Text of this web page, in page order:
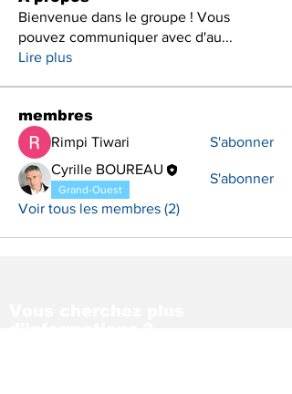
Bienvenue dans le groupe ! Vous
pouvez communiquer avec d'au...
Lire plus
membres
Rimpi Tiwari
S'abonner
Cyrille BOUREAU
Grand-Ouest
S'abonner
Voir tous les membres (2)